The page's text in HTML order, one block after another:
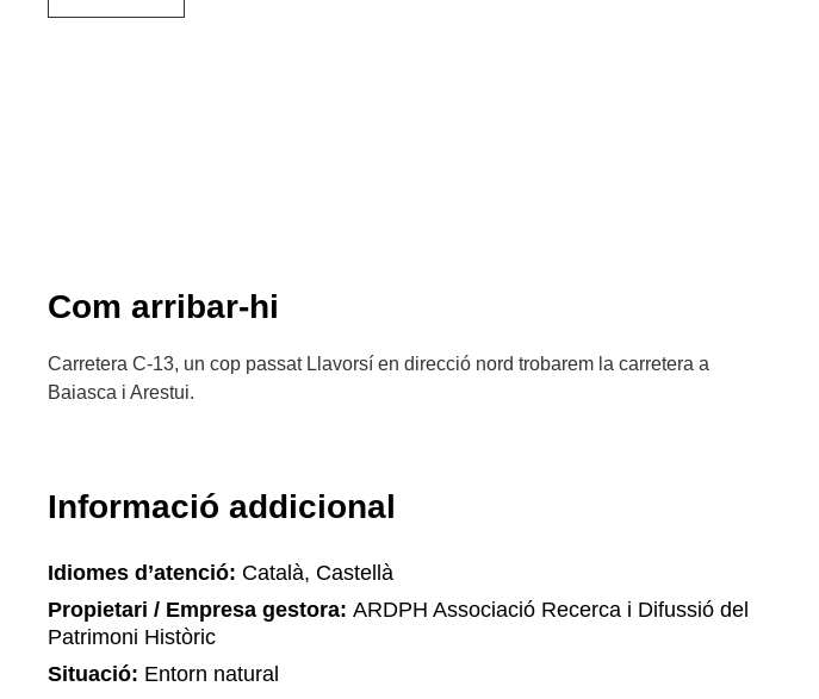
Com arribar-hi
Carretera C-13, un cop passat Llavorsí en direcció nord trobarem la carretera a
Baiasca i Arestui.
Informació addicional
Idiomes d’atenció: Català, Castellà
Propietari / Empresa gestora: ARDPH Associació Recerca i Difussió del
Patrimoni Històric
Situació: Entorn natural